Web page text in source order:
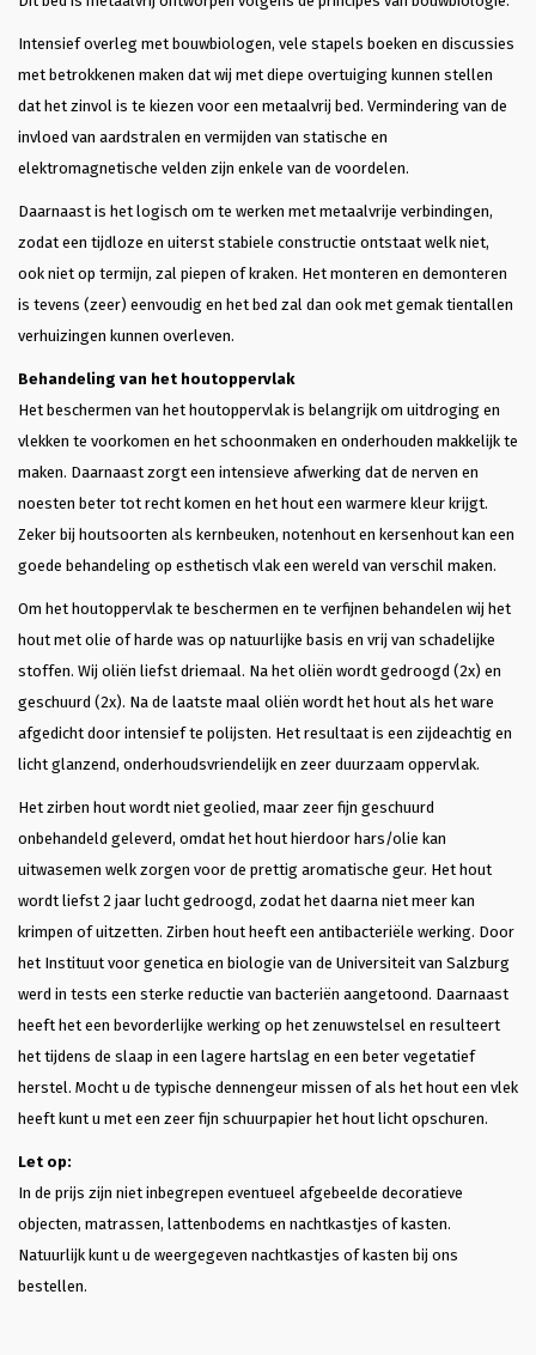
Intensief overleg met bouwbiologen, vele stapels boeken en discussies
met betrokkenen maken dat wij met diepe overtuiging kunnen stellen
dat het zinvol is te kiezen voor een metaalvrij bed. Vermindering van de
invloed van aardstralen en vermijden van statische en
elektromagnetische velden zijn enkele van de voordelen.
Daarnaast is het logisch om te werken met metaalvrije verbindingen,
zodat een tijdloze en uiterst stabiele constructie ontstaat welk niet,
ook niet op termijn, zal piepen of kraken. Het monteren en demonteren
is tevens (zeer) eenvoudig en het bed zal dan ook met gemak tientallen
verhuizingen kunnen overleven.
Behandeling van het houtoppervlak
Het beschermen van het houtoppervlak is belangrijk om uitdroging en
vlekken te voorkomen en het schoonmaken en onderhouden makkelijk te
maken. Daarnaast zorgt een intensieve afwerking dat de nerven en
noesten beter tot recht komen en het hout een warmere kleur krijgt.
Zeker bij houtsoorten als kernbeuken, notenhout en kersenhout kan een
goede behandeling op esthetisch vlak een wereld van verschil maken.
Om het houtoppervlak te beschermen en te verfijnen behandelen wij het
hout met olie of harde was op natuurlijke basis en vrij van schadelijke
stoffen. Wij oliën liefst driemaal. Na het oliën wordt gedroogd (2x) en
geschuurd (2x). Na de laatste maal oliën wordt het hout als het ware
afgedicht door intensief te polijsten. Het resultaat is een zijdeachtig en
licht glanzend, onderhoudsvriendelijk en zeer duurzaam oppervlak.
Het zirben hout wordt niet geolied, maar zeer fijn geschuurd
onbehandeld geleverd, omdat het hout hierdoor hars/olie kan
uitwasemen welk zorgen voor de prettig aromatische geur. Het hout
wordt liefst 2 jaar lucht gedroogd, zodat het daarna niet meer kan
krimpen of uitzetten. Zirben hout heeft een antibacteriële werking. Door
het Instituut voor genetica en biologie van de Universiteit van Salzburg
werd in tests een sterke reductie van bacteriën aangetoond. Daarnaast
heeft het een bevorderlijke werking op het zenuwstelsel en resulteert
het tijdens de slaap in een lagere hartslag en een beter vegetatief
herstel. Mocht u de typische dennengeur missen of als het hout een vlek
heeft kunt u met een zeer fijn schuurpapier het hout licht opschuren.
Let op:
In de prijs zijn niet inbegrepen eventueel afgebeelde decoratieve
objecten, matrassen, lattenbodems en nachtkastjes of kasten.
Natuurlijk kunt u de weergegeven nachtkastjes of kasten bij ons
bestellen.